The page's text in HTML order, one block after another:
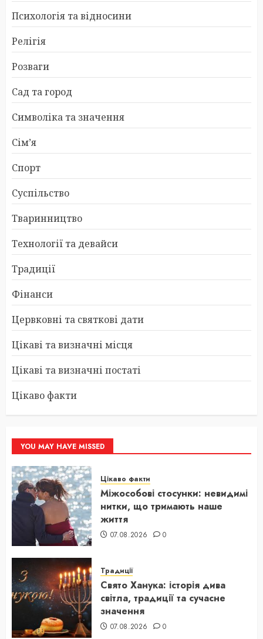
Психологія та відносини
Релігія
Розваги
Сад та город
Символіка та значення
Сім’я
Спорт
Суспільство
Тваринництво
Технології та девайси
Традиції
Фінанси
Цервковні та святкові дати
Цікаві та визначні місця
Цікаві та визначні постаті
Цікаво факти
YOU MAY HAVE MISSED
Цікаво факти
Міжособові стосунки: невидимі
нитки, що тримають наше
життя
07.08.2026 0
Традиції
Свято Ханука: історія дива
світла, традиції та сучасне
значення
07.08.2026 0